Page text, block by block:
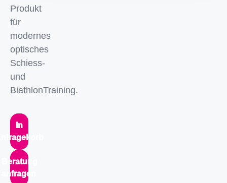
Produkt
für
modernes
optisches
Schiess-
und
BiathlonTraining.
In
Beratung
anfragen